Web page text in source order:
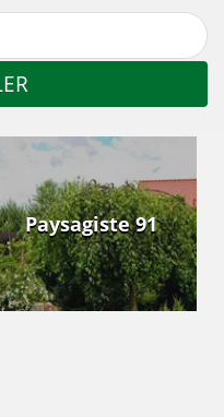
Paysagiste 91